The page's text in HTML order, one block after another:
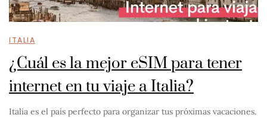
ITALIA
¿Cuál es la mejor eSIM para tener
internet en tu viaje a Italia?
Italia es el país perfecto para organizar tus próximas vacaciones.